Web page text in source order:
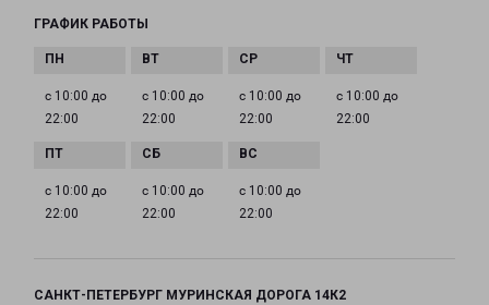
ГРАФИК РАБОТЫ
с 10:00 до
22:00
с 10:00 до
22:00
с 10:00 до
22:00
с 10:00 до
22:00
с 10:00 до
22:00
с 10:00 до
22:00
с 10:00 до
22:00
САНКТ-ПЕТЕРБУРГ МУРИНСКАЯ ДОРОГА 14К2